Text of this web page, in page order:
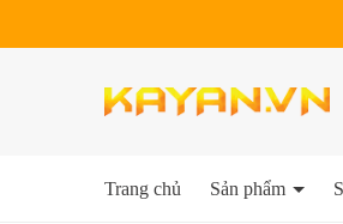
Trang chủ Sản phẩm